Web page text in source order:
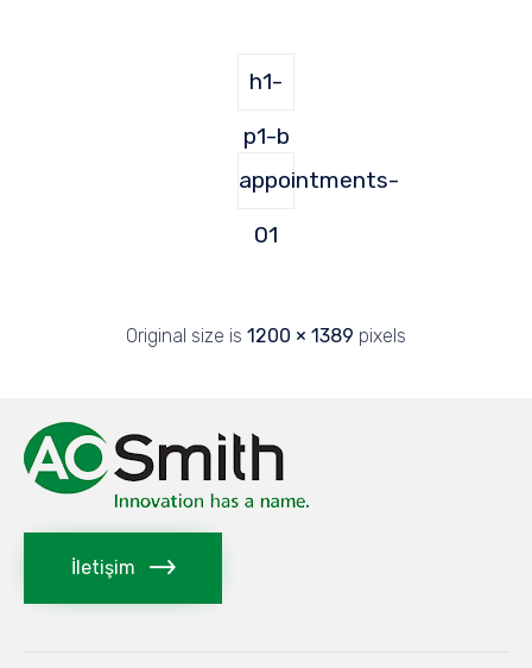
h1-
p1-b
appointments-
01
Original size is 1200 × 1389 pixels
İletişim